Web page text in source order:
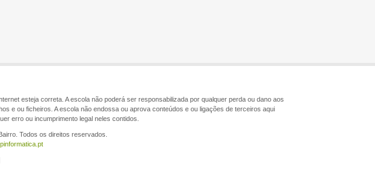
esteja correta. A escola não poderá ser responsabilizada por qualquer perda ou dano aos
e ou ficheiros. A escola não endossa ou aprova conteúdos e ou ligações de terceiros aqui
erro ou incumprimento legal neles contidos.
Todos os direitos reservados.